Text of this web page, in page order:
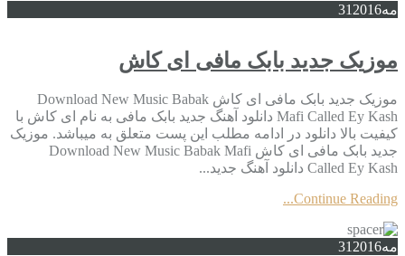
مه 31 2016
موزیک جدید بابک مافی ای کاش
موزیک جدید بابک مافی ای کاش Download New Music Babak
Mafi Called Ey Kash دانلود آهنگ جدید بابک مافی به نام ای کاش با
کیفیت بالا دانلود در ادامه مطلب این پست متعلق به میباشد. موزیک
جدید بابک مافی ای کاش Download New Music Babak Mafi
Called Ey Kash دانلود آهنگ جدید...
Continue Reading...
مه 312016